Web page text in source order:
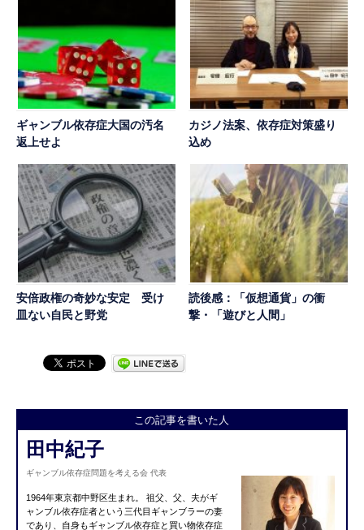
ギャンブル依存症大国の汚名
返上せよ
カジノ法案、依存症対策盛り
込め
安倍政権の奇妙な安定 受け
皿ない自民と野党
読後感：「仮想通貨」の衝
撃・「遊びと人間」
この記事を書いた人
田中紀子
ギャンブル依存症問題を考える会 代表
1964年東京都中野区生まれ。 祖父、父、夫がギ
ャンブル依存症者という三代目ギャンブラーの妻
であり、自身もギャンブル依存症と買い物依存症